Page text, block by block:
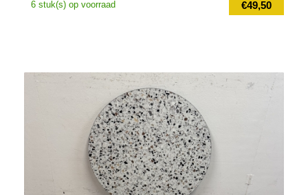
€49,50
6 stuk(s) op voorraad